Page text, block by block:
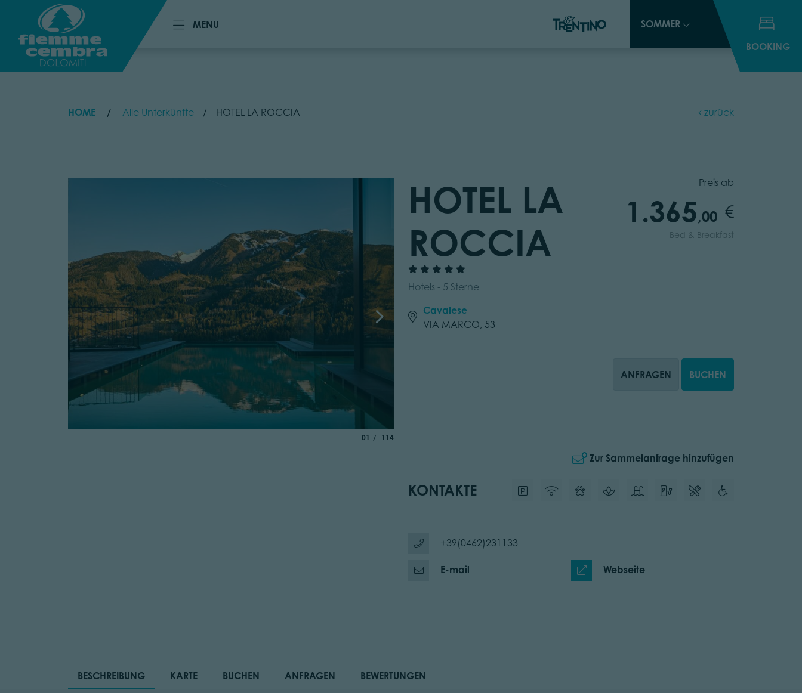
MENU
SOMMER
BOOKING
MENU
SOMMER
BOOKING
HOME Alle Unterkünfte HOTEL LA ROCCIA zurück
aria.slide_indicator.prefix
01 von
114
Preis ab
1.365,00
Bed & Breakfast
HOTEL LA
ROCCIA
Hotels - 5 Sterne
Cavalese
VIA MARCO, 53
ANFRAGEN BUCHEN
Zur Sammelanfrage hinzufügen
KONTAKTE
+39(0462)231133
E-mail Webseite
BESCHREIBUNG KARTE BUCHEN ANFRAGEN BEWERTUNGEN